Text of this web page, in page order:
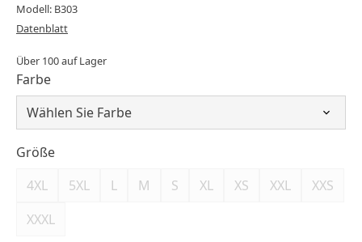
Modell: B303
Datenblatt
Über 100 auf Lager
Farbe
Größe
4XL
5XL L M S XL XS XXL
XXS
XXXL